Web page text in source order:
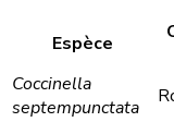
Espèce
Coccinella
septempunctata